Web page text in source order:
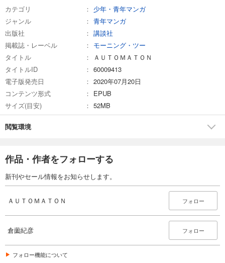
カテゴリ
少年・青年マンガ
ジャンル
青年マンガ
出版社
講談社
掲載誌・レーベル
モーニング・ツー
タイトル
ＡＵＴＯＭＡＴＯＮ
タイトルID
60009413
電子版発売日
2020年07月20日
コンテンツ形式
EPUB
サイズ(目安)
52MB
閲覧環境
作品・作者をフォローする
新刊やセール情報をお知らせします。
ＡＵＴＯＭＡＴＯＮ フォロー
倉薗紀彦 フォロー
フォロー機能について